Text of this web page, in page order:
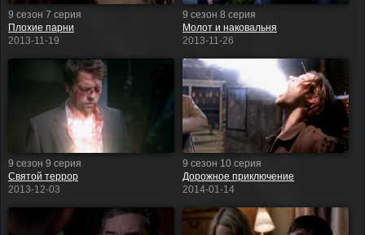
9 сезон 7 серия
Плохие парни
2013-11-19
9 сезон 8 серия
Молот и наковальня
2013-11-26
9 сезон 9 серия
Святой террор
2013-12-03
9 сезон 10 серия
Дорожное приключение
2014-01-14